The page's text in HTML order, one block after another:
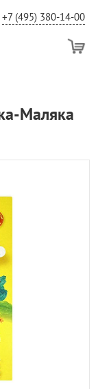
+7 (495) 380-14-00
Маляка